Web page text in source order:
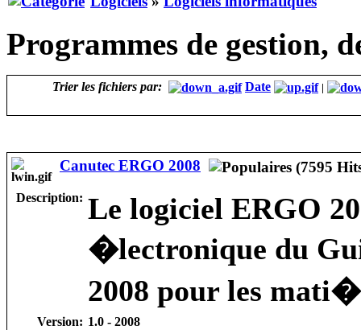
Programmes de gestion,
Trier les fichiers par: Date |
Canutec ERGO 2008
Description: Le logiciel ERGO
�lectronique du
2008 pour les
Version: 1.0 - 2008